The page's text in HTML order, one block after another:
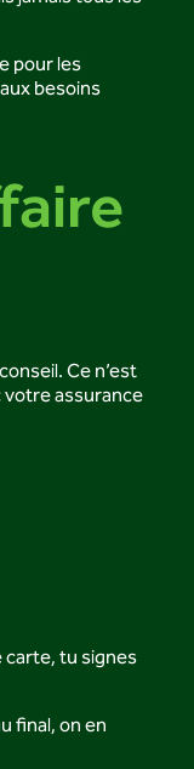
pour les
besoins
Ce n’est
votre assurance
carte, tu signes
final, on en